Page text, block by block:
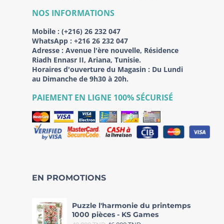
NOS INFORMATIONS
Mobile : (+216) 26 232 047
WhatsApp : +216 26 232 047
Adresse : Avenue l'ère nouvelle, Résidence
Riadh Ennasr II, Ariana, Tunisie.
Horaires d'ouverture du Magasin : Du Lundi
au Dimanche de 9h30 à 20h.
PAIEMENT EN LIGNE 100% SÉCURISÉ
EN PROMOTIONS
Puzzle l'harmonie du printemps
1000 pièces - KS Games